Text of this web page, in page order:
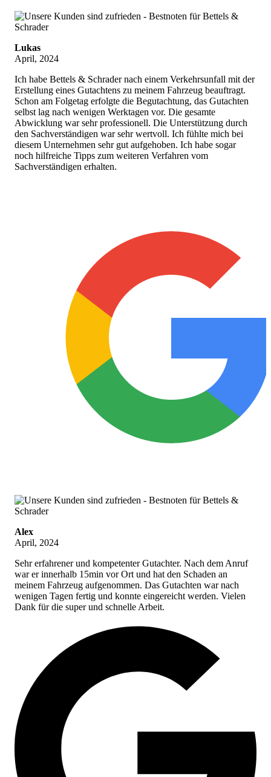
Lukas
April, 2024
Ich habe Bettels & Schrader nach einem Verkehrsunfall mit der
Erstellung eines Gutachtens zu meinem Fahrzeug beauftragt.
Schon am Folgetag erfolgte die Begutachtung, das Gutachten
selbst lag nach wenigen Werktagen vor. Die gesamte
Abwicklung war sehr professionell. Die Unterstützung durch
den Sachverständigen war sehr wertvoll. Ich fühlte mich bei
diesem Unternehmen sehr gut aufgehoben. Ich habe sogar
noch hilfreiche Tipps zum weiteren Verfahren vom
Sachverständigen erhalten.
Alex
April, 2024
Sehr erfahrener und kompetenter Gutachter. Nach dem Anruf
war er innerhalb 15min vor Ort und hat den Schaden an
meinem Fahrzeug aufgenommen. Das Gutachten war nach
wenigen Tagen fertig und konnte eingereicht werden. Vielen
Dank für die super und schnelle Arbeit.